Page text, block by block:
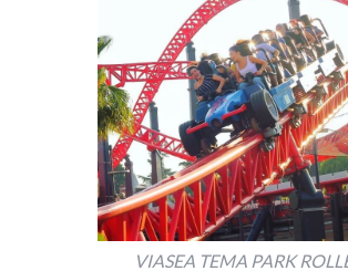
VIASEA TEMA PARK